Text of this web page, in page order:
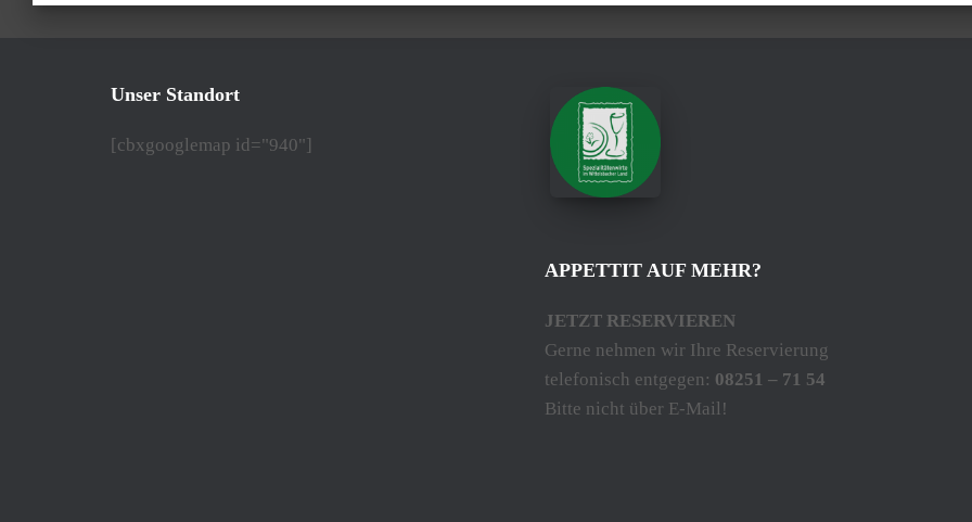
Unser Standort
[cbxgooglemap id="940"]
APPETTIT AUF MEHR?
JETZT RESERVIEREN
Gerne nehmen wir Ihre Reservierung
telefonisch entgegen: 08251 – 71 54
Bitte nicht über E-Mail!